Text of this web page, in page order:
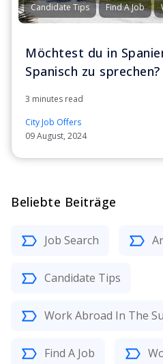
Beliebte Beiträge
Job Search
Candidate Tips
Work Abroad In The
Find A Job
Candidate Tips Find A Job
Möchtest du in
Spanisch zu
3 minutes read
City Job Offers
09 August, 2024